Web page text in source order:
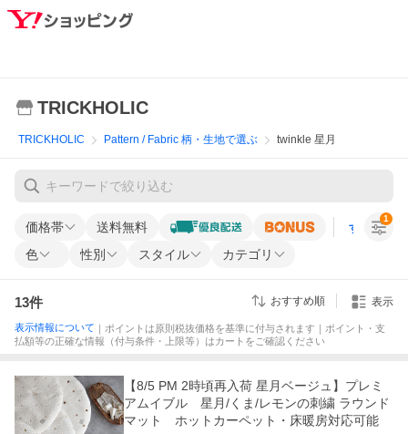
TRICKHOLIC
TRICKHOLIC Pattern / Fabric 柄・生地で選ぶ twinkle 星月
価格帯 送料無料 すべての条
色 性別 スタイル カテゴリ
1
13件 おすすめ順 表示
表示情報について ｜ポイントは原則税抜価格を基準に付与されます｜ポイント・支
払額等の正確な情報（付与条件・上限等）はカートをご確認ください
【8/5 PM 2時頃再入荷 星月ベージュ】プレミ
アムイブル 星月/くま/レモンの刺繍 ラウンド
マット ホットカーペット・床暖房対応可能